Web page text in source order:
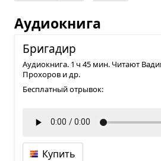
Аудиокнига
Бри­га­дир
Аудиокнига. 1 ч 45 мин. Читают
Прохоров и др.
Бесплатный отрывок:
Купить